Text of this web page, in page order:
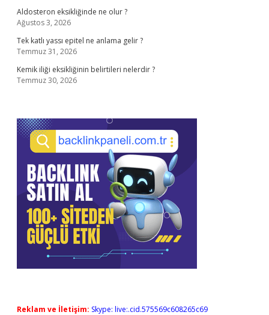
Aldosteron eksikliğinde ne olur ?
Ağustos 3, 2026
Tek katlı yassı epitel ne anlama gelir ?
Temmuz 31, 2026
Kemik iliği eksikliğinin belirtileri nelerdir ?
Temmuz 30, 2026
Reklam ve İletişim: Skype: live:.cid.575569c608265c69